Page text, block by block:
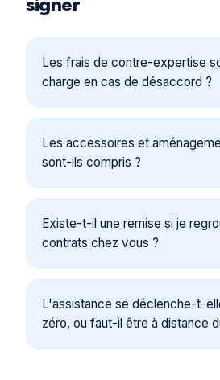
Les frais de contre-expertise
charge en cas de désaccord ?
Les accessoires et
sont-ils compris ?
Existe-t-il une remise si je
contrats chez vous ?
L'assistance se déclenche-t-
zéro, ou faut-il être à distance